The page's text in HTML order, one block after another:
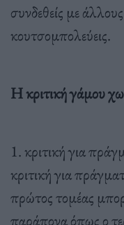
συνδεθείς με
κουτσομπολεύεις.
Η κριτική γάμου
1. κριτική για
κριτική για
πρώτος τομέας
παράπονα όπως ο